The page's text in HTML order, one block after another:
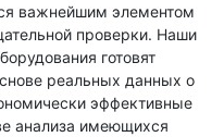
важнейшим элементом
проверки. Наши
готовят
реальных данных о
эффективные
анализа имеющихся